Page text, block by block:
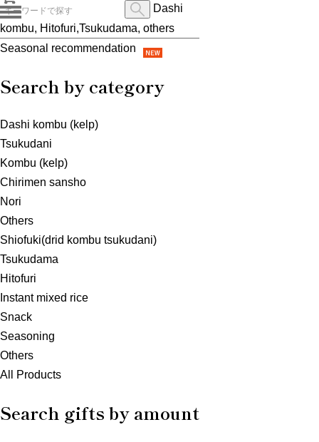
Dashi
kombu, Hitofuri,Tsukudama, others
Seasonal recommendation
Search by category
Dashi kombu (kelp)
Tsukudani
Kombu (kelp)
Chirimen sansho
Nori
Others
Shiofuki(drid kombu tsukudani)
Tsukudama
Hitofuri
Instant mixed rice
Snack
Seasoning
Others
All Products
Search gifts by amount